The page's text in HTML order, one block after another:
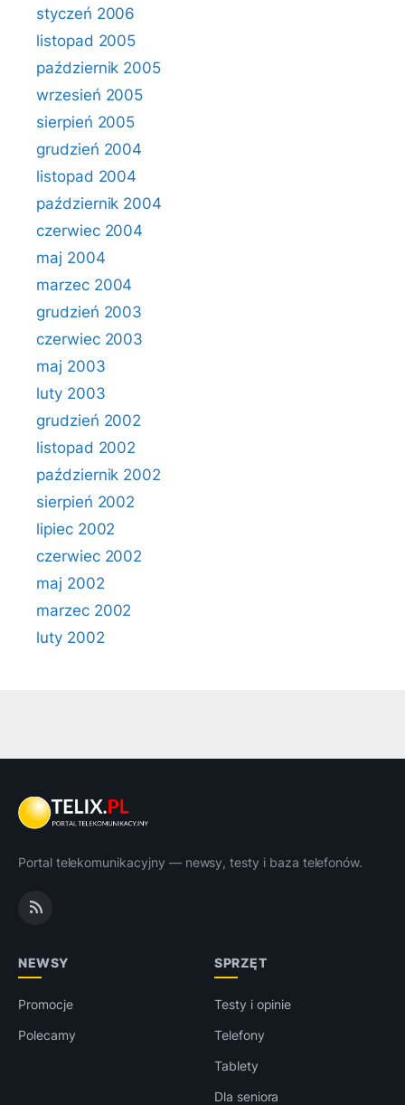
styczeń 2006
listopad 2005
październik 2005
wrzesień 2005
sierpień 2005
grudzień 2004
listopad 2004
październik 2004
czerwiec 2004
maj 2004
marzec 2004
grudzień 2003
czerwiec 2003
maj 2003
luty 2003
grudzień 2002
listopad 2002
październik 2002
sierpień 2002
lipiec 2002
czerwiec 2002
maj 2002
marzec 2002
luty 2002
Portal telekomunikacyjny — newsy, testy i baza telefonów.
NEWSY
Promocje
Polecamy
SPRZĘT
Testy i opinie
Telefony
Tablety
Dla seniora